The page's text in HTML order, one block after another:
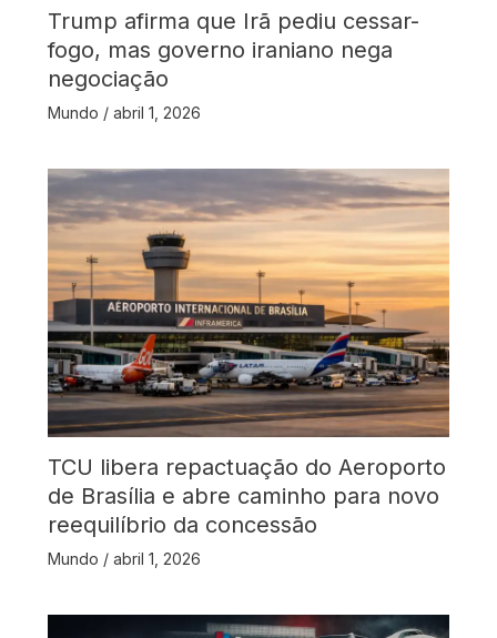
Trump afirma que Irã pediu cessar-
fogo, mas governo iraniano nega
negociação
Mundo / abril 1, 2026
TCU libera repactuação do Aeroporto
de Brasília e abre caminho para novo
reequilíbrio da concessão
Mundo / abril 1, 2026